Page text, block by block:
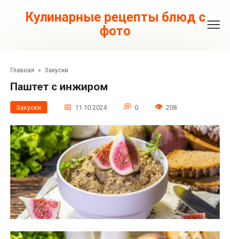
контентуКулинарные рецепты блюд с
фото
Главная » Закуски
Паштет с инжиром
Закуски 11.10.2024 0 208